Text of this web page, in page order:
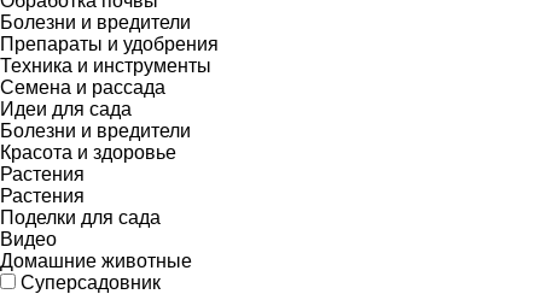
Болезни и вредители
Препараты и удобрения
Техника и инструменты
Семена и рассада
Идеи для сада
Болезни и вредители
Красота и здоровье
Растения
Растения
Поделки для сада
Видео
Домашние животные
Суперсадовник